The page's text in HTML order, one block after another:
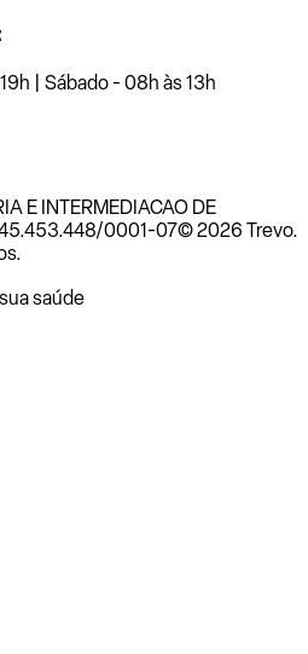
| Sábado - 08h às 13h
E INTERMEDIACAO DE
45.453.448/0001-07© 2026 Trevo.
saúde